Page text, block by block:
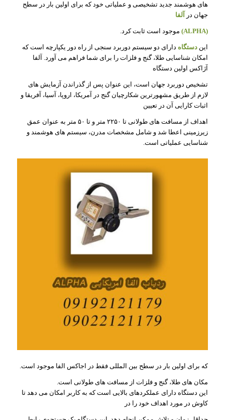
های هوشمند جدید تشخیصی و عملیاتی خود که برای اولین بار در سطح
جهان در
آلفا
(ALPHA) موجود است ثابت کرد.
این دستگاه دارای دو سیستم دوربرد سنجی از راه دور یکپارچه است که
امکان شناسایی طلا، گنج و فلزات را برای شما فراهم می آورد. آلفا
آژاکس اولین دستگاه
تشخیص دوربرد جهان است، این عنوان پس از گذراندن آزمایش های
لازم از طریق مشهورترین شکارچیان گنج در آمریکا، اروپا، آسیا، آفریقا و
اثبات کارایی آن در تعیین
اهداف از مسافت های طولانی تا ۲۲۵۰ متر و تا ۵۰ متر به عنوان عمق
زیرزمینی اعطا شد و شامل مشخصات مدرن، سیستم های هوشمند و
شناسایی عملیاتی است.
که برای اولین بار در سطح بین المللی فقط در اجاکس الفا موجود است.
مکان های طلا، گنج و فلزات از مسافت های طولانی است.
این دستگاه دارای عملکردهای بالایی است که به کاربر امکان می دهد تا
کاوش در مورد اهداف خود را در